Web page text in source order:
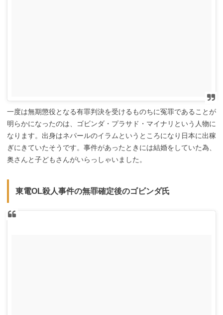
一度は無期懲役となる有罪判決を受けるものちに冤罪であることが
明らかになったのは、ゴビンダ・プラサド・マイナリという人物に
なります。出身はネパールのイラムというところになり日本に出稼
ぎにきていたそうです。事件があったときには結婚をしていた為、
奥さんと子どもさんがいらっしゃいました。
東電OL殺人事件の無罪確定後のゴビンダ氏